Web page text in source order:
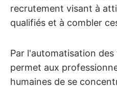
recrutement visant à
qualifiés et à combler
Par l'automatisation
permet aux
humaines de se